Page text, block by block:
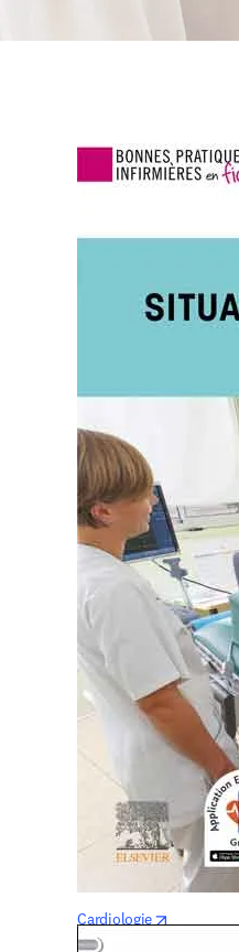
Cardiologie